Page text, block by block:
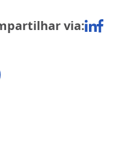
via: